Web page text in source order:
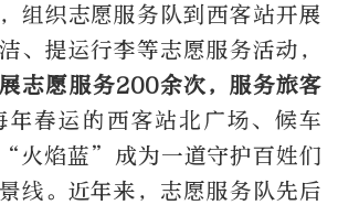
组织志愿服务队到西客站开展
、提运行李等志愿服务活动，
志愿服务200余次，服务旅客
年春运的西客站北广场、候车
火焰蓝”成为一道守护百姓们
线。近年来，志愿服务队先后